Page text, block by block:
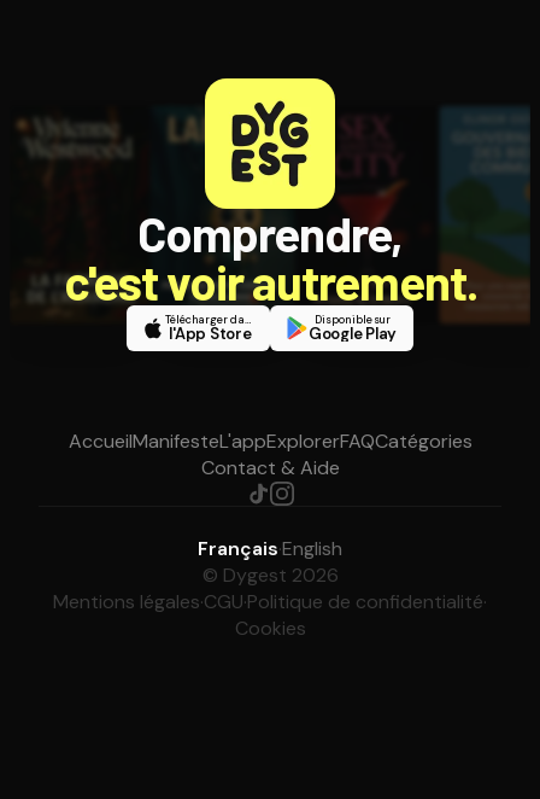
Comprendre,
c'est voir autrement.
Télécharger dans
l'App Store
Disponible sur
Google Play
AccueilManifesteL'appExplorerFAQCatégories
Contact & Aide
Français·English
© Dygest 2026
Mentions légales·CGU·Politique de confidentialité·
Cookies